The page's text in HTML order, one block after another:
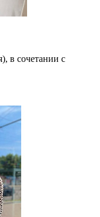
в сочетании с